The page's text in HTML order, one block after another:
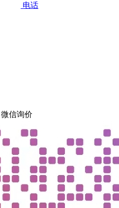
电话
微信询价